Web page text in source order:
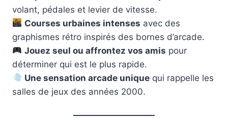
volant, pédales et levier de vitesse.
Courses urbaines intenses avec des
graphismes rétro inspirés des bornes d’arcade.
Jouez seul ou affrontez vos amis pour
déterminer qui est le plus rapide.
Une sensation arcade unique qui rappelle les
salles de jeux des années 2000.